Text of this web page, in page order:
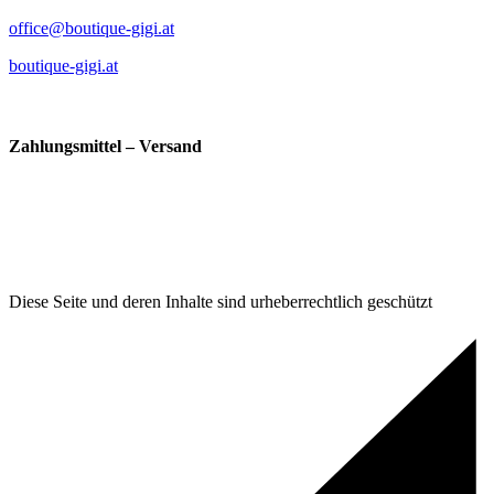
office@boutique-gigi.at
boutique-gigi.at
Zahlungsmittel – Versand
Diese Seite und deren Inhalte sind urheberrechtlich geschützt